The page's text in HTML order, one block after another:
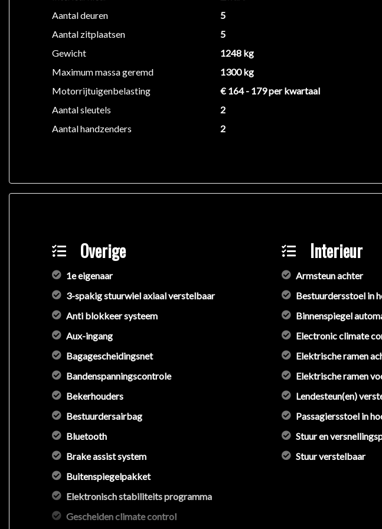
beïnvloeden. Neem contact op met de verkoper voor aanvullende vragen.
Aantal deuren
5
Aantal zitplaatsen
5
Gewicht
1248 kg
Maximum massa geremd
1300 kg
Motorrijtuigenbelasting
€ 164 - 179 per kwartaal
Aantal sleutels
2
Aantal handzenders
2
Overige
1e eigenaar
3-spakig stuurwiel axiaal verstelbaar
Anti blokkeer systeem
Aux-ingang
Bagagescheidingsnet
Bandenspanningscontrole
Bekerhouders
Bestuurdersairbag
Bluetooth
Brake assist system
Buitenspiegelpakket
Elektronisch stabiliteits programma
Gescheiden climate control
Interieur
Armsteun achter
Bestuurdersstoel in
Binnenspiegel
Electronic climate
Elektrische ramen
Elektrische ramen
Lendesteun(en)
Passagiersstoel in
Stuur en
Stuur verstelbaar